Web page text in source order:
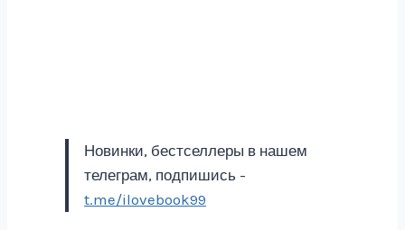
Новинки, бестселлеры в нашем
телеграм, подпишись -
t.me/ilovebook99